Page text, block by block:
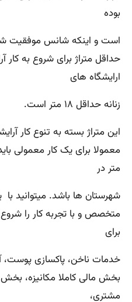
بوده
است و اینکه شانس موفقیت
حداقل متراژ برای شروع به کار
ارایشگاه های
زنانه حداقل ۱۸ متر است.
این متراژ بسته به تنوع کار
متر در
شهرستان ها باشد. میتوانید با
متخصص و با تجربه کار را
برای
خدمات ناخن، پاکسازی پوست،
بخش مالی کاملا مکانیزه،
مشتری،